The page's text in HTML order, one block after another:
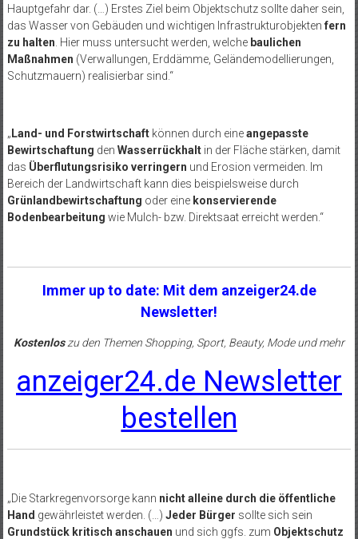
Hauptgefahr dar. (…) Erstes Ziel beim Objektschutz sollte daher sein,
das Wasser von Gebäuden und wichtigen Infrastrukturobjekten fern
zu halten. Hier muss untersucht werden, welche baulichen
Maßnahmen (Verwallungen, Erddämme, Geländemodellierungen,
Schutzmauern) realisierbar sind.“
„ Land- und Forstwirtschaftkönnen durch eineangepasste
Bewirtschaftung den Wasserrückhaltin der Fläche stärken, damit
das Überflutungsrisiko verringern und Erosion vermeiden. Im
Bereich der Landwirtschaft kann dies beispielsweise durch
Grünlandbewirtschaftung oder eine konservierende
Bodenbearbeitung wie Mulch- bzw. Direktsaat erreicht werden.“
Immer up to date: Mit dem anzeiger24.de
Newsletter!
Kostenloszu den Themen Shopping, Sport, Beauty, Mode und mehr
anzeiger24.de Newsletter
bestellen
„Die Starkregenvorsorge kann nicht alleine durch die öffentliche
Hand gewährleistet werden. (…) Jeder Bürger sollte sich sein
Grundstück kritisch anschauen und sich ggfs. zum Objektschutz